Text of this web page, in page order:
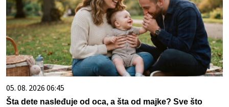
05. 08. 2026 06:45
Šta dete nasleđuje od oca, a šta od majke? Sve što